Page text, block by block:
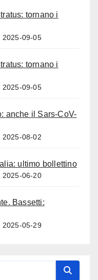
tornano i
2025-09-05
tornano i
2025-09-05
anche il Sars-CoV-
2025-08-02
ultimo bollettino
2025-06-20
Bassetti:
2025-05-29